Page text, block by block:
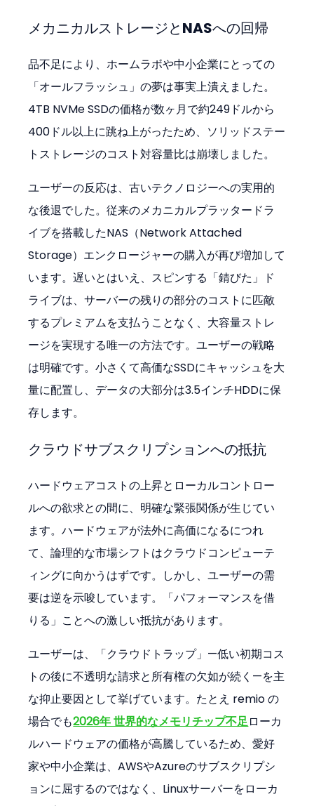
メカニカルストレージとNASへの回帰
品不足により、ホームラボや中小企業にとっての
「オールフラッシュ」の夢は事実上潰えました。
4TB NVMe SSDの価格が数ヶ月で約249ドルから
400ドル以上に跳ね上がったため、ソリッドステー
トストレージのコスト対容量比は崩壊しました。
ユーザーの反応は、古いテクノロジーへの実用的
な後退でした。従来のメカニカルプラッタードラ
イブを搭載したNAS（Network Attached
Storage）エンクロージャーの購入が再び増加して
います。遅いとはいえ、スピンする「錆びた」ド
ライブは、サーバーの残りの部分のコストに匹敵
するプレミアムを支払うことなく、大容量ストレ
ージを実現する唯一の方法です。ユーザーの戦略
は明確です。小さくて高価なSSDにキャッシュを大
量に配置し、データの大部分は3.5インチHDDに保
存します。
クラウドサブスクリプションへの抵抗
ハードウェアコストの上昇とローカルコントロー
ルへの欲求との間に、明確な緊張関係が生じてい
ます。ハードウェアが法外に高価になるにつれ
て、論理的な市場シフトはクラウドコンピューテ
ィングに向かうはずです。しかし、ユーザーの需
要は逆を示唆しています。「パフォーマンスを借
りる」ことへの激しい抵抗があります。
ユーザーは、「クラウドトラップ」—低い初期コス
トの後に不透明な請求と所有権の欠如が続く—を主
な抑止要因として挙げています。たとえ remio の
場合でも2026年 世界的なメモリチップ不足ローカ
ルハードウェアの価格が高騰しているため、愛好
家や中小企業は、AWSやAzureのサブスクリプシ
ョンに屈するのではなく、Linuxサーバーをローカ